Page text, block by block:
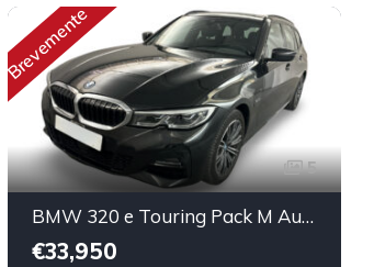
Brevemente
5
BMW 320 e Touring Pack M Auto
€33,950